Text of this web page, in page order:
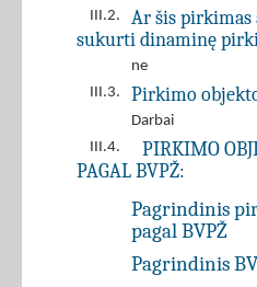
III.2.
Ar šis
sukurti dinaminę
ne
III.3.
Pirkimo
Darbai
III.4.
PIRKIMO
PAGAL BVPŽ:
Pagrindinis
pagal BVPŽ
Pagrindinis